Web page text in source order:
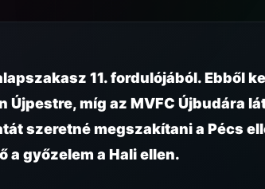
11. fordulójából. Ebből
Újpestre, míg az MVFC Újbudára
szeretné megszakítani a Pécs
a győzelem a Hali ellen.